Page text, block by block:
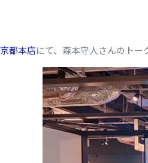
京都本店にて、森本守人さんのトー